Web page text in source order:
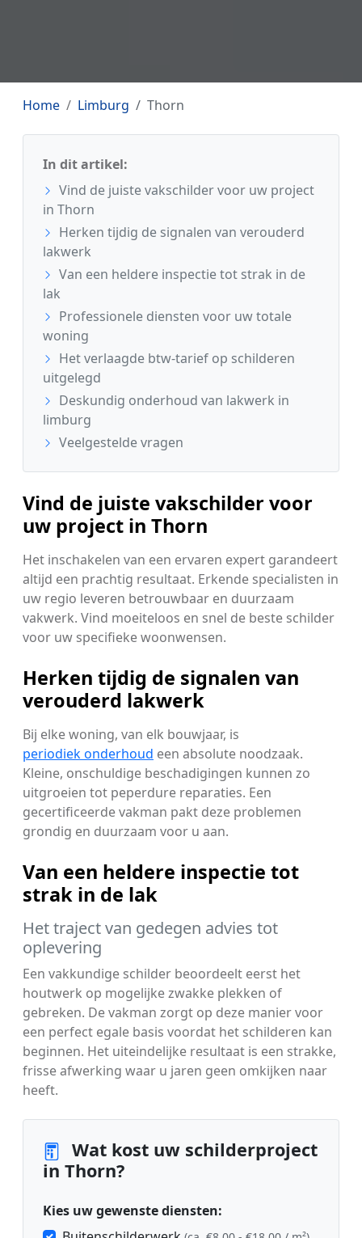
Home Limburg Thorn
In dit artikel:
Vind de juiste vakschilder voor uw project
in Thorn
Herken tijdig de signalen van verouderd
lakwerk
Van een heldere inspectie tot strak in de
lak
Professionele diensten voor uw totale
woning
Het verlaagde btw-tarief op schilderen
uitgelegd
Deskundig onderhoud van lakwerk in
limburg
Veelgestelde vragen
Vind de juiste vakschilder voor
uw project in Thorn
Het inschakelen van een ervaren expert garandeert
altijd een prachtig resultaat. Erkende specialisten in
uw regio leveren betrouwbaar en duurzaam
vakwerk. Vind moeiteloos en snel de beste schilder
voor uw specifieke woonwensen.
Herken tijdig de signalen van
verouderd lakwerk
Bij elke woning, van elk bouwjaar, is
periodiek onderhoud een absolute noodzaak.
Kleine, onschuldige beschadigingen kunnen zo
uitgroeien tot peperdure reparaties. Een
gecertificeerde vakman pakt deze problemen
grondig en duurzaam voor u aan.
Van een heldere inspectie tot
strak in de lak
Het traject van gedegen advies tot
oplevering
Een vakkundige schilder beoordeelt eerst het
houtwerk op mogelijke zwakke plekken of
gebreken. De vakman zorgt op deze manier voor
een perfect egale basis voordat het schilderen kan
beginnen. Het uiteindelijke resultaat is een strakke,
frisse afwerking waar u jaren geen omkijken naar
heeft.
Wat kost uw schilderproject
in Thorn?
Kies uw gewenste diensten: